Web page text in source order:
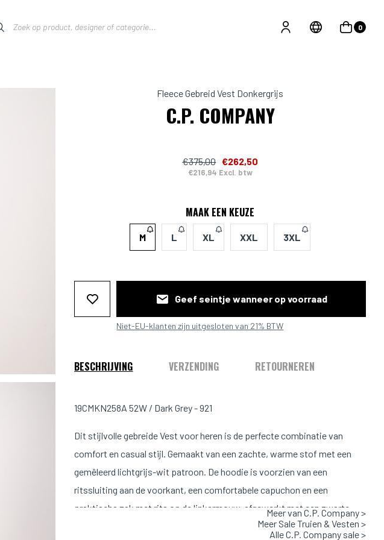
0
Fleece Gebreid Vest Donkergrijs
C.P. COMPANY
€375,00 €262,50
€216,94 Excl. btw
MAAK EEN KEUZE
M L XL XXL 3XL
Geef seintje wanneer op voorraad
Niet-EU-klanten zijn uitgesloten van 21% BTW
BESCHRIJVING VERZENDING RETOURNEREN
19CMKN258A 52W / Dark Grey - 921
Dit stijlvolle gebreide Vest voor heren is de perfecte combinatie van
comfort en casual stijl. Gemaakt van een zachte, warme stof met een
gemêleerd lichtgrijs-wit patroon. De hoodie is voorzien van een
ritssluiting aan de voorkant, een comfortabele capuchon en een
praktische zak met rits op de linkermouw, afgewerkt met een zwarte
badge voor een stoere touch. De rechte pasvorm en fijne ribstructuur
Meer van C.P. Company >
Meer Sale Truien & Vesten >
Alle C.P. Company sale >